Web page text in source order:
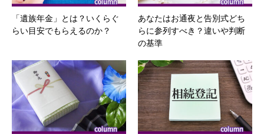
「遺族年金」とは？いくらぐ
らい目安でもらえるのか？
あなたはお通夜と告別式どち
らに参列すべき？違いや判断
の基準